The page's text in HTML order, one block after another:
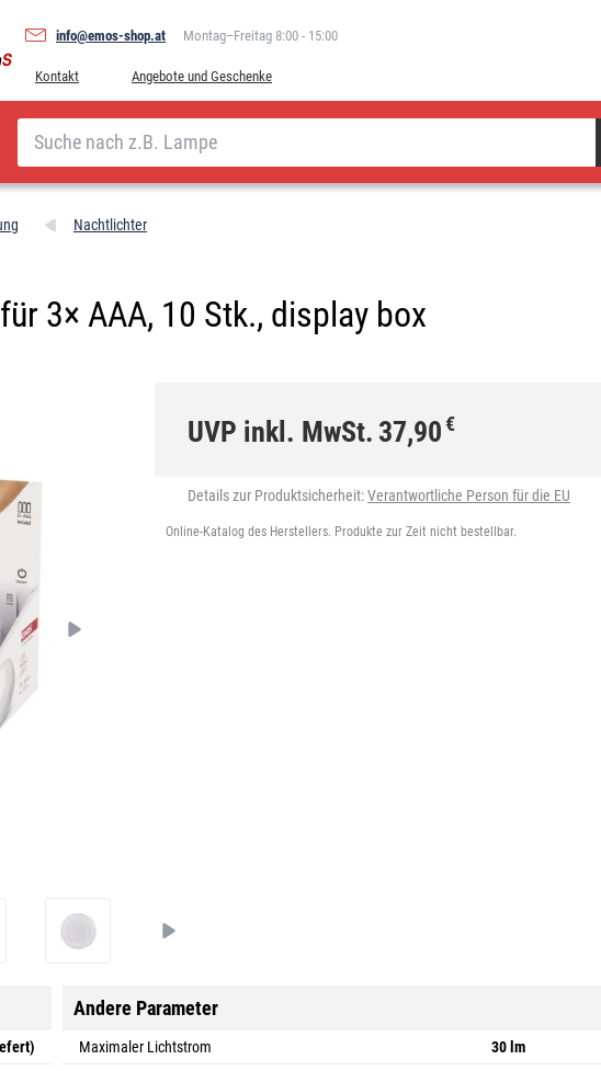
info@emos-shop.at Montag–Freitag 8:00 - 15:00
Kontakt Angebote und Geschenke
Suche
Nachtlichter
3× AAA, 10 Stk., display box
UVP inkl. MwSt. 37,90€
Details zur Produktsicherheit:Verantwortliche Person für die EU
Online-Katalog des Herstellers. Produkte zur Zeit nicht bestellbar.
Andere Parameter
Maximaler Lichtstrom
30 lm